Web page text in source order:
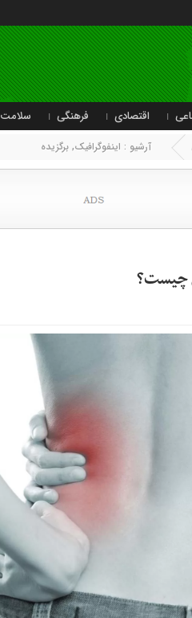
اقتصادی فرهنگی سلامت
آرشیو : اینفوگرافیک, برگزیده
چیست؟